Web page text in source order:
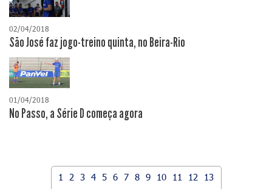
02/04/2018
São José faz jogo-treino quinta, no Beira-Rio
01/04/2018
No Passo, a Série D começa agora
1 2 3 4 5 6 7 8 9 10 11 12
13